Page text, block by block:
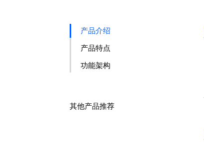
产品介绍
产品特点
功能架构
其他产品推荐